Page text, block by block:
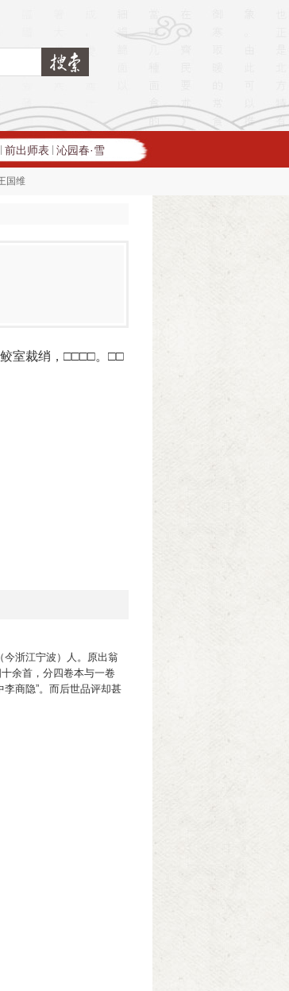
前出师表 沁园春·雪
国维
室裁绡，□□□□。□□
今浙江宁波）人。原出翁
余首，分四卷本与一卷
商隐”。而后世品评却甚